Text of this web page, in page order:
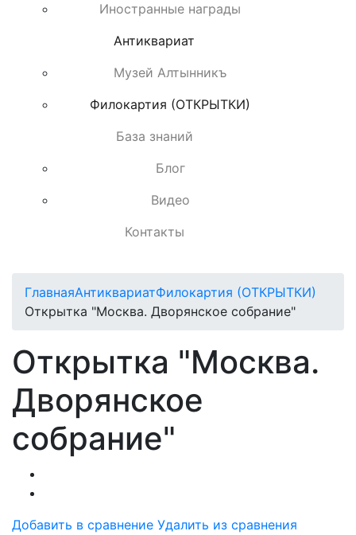
Иностранные награды
Антиквариат
Музей Алтынникъ
Филокартия (ОТКРЫТКИ)
База знаний
Блог
Видео
Контакты
ГлавнаяАнтиквариатФилокартия (ОТКРЫТКИ)
Открытка "Москва. Дворянское собрание"
Открытка "Москва.
Дворянское
собрание"
Добавить в сравнение Удалить из сравнения